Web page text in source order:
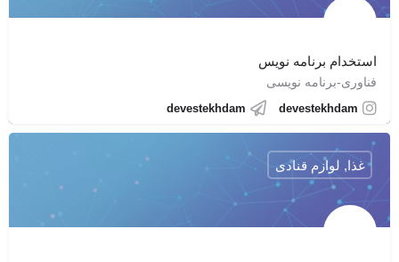
استخدام برنامه نویس
فناوری-برنامه نویسی
devestekhdam
devestekhdam
غذا, لوازم قنادی